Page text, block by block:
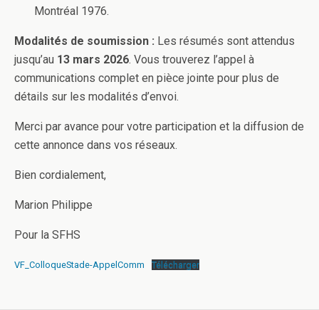
Montréal 1976.
Modalités de soumission : Les résumés sont attendus
jusqu’au 13 mars 2026. Vous trouverez l’appel à
communications complet en pièce jointe pour plus de
détails sur les modalités d’envoi.
Merci par avance pour votre participation et la diffusion de
cette annonce dans vos réseaux.
Bien cordialement,
Marion Philippe
Pour la SFHS
VF_ColloqueStade-AppelComm Télécharger